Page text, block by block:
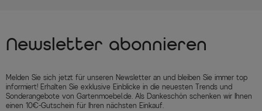
Newsletter abonnieren
Melden Sie sich jetzt für unseren Newsletter an und bleiben Sie immer top
informiert! Erhalten Sie exklusive Einblicke in die neuesten Trends und
Sonderangebote von Gartenmoebel.de. Als Dankeschön schenken wir Ihnen
einen 10€-Gutschein für Ihren nächsten Einkauf.